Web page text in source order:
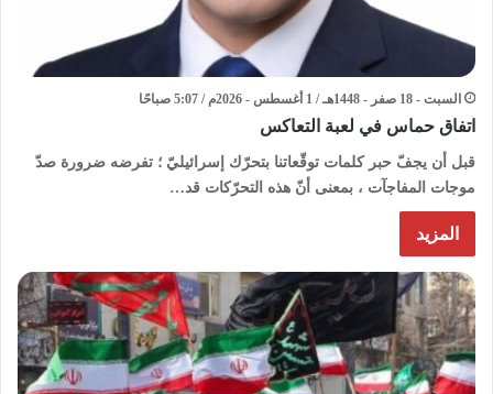
السبت - 18 صفر - 1448هـ / 1 أغسطس - 2026م / 5:07 صباحًا
اتفاق حماس في لعبة التعاكس
قبل أن يجفّ حبر كلمات توقّعاتنا بتحرّك إسرائيليّ ؛ تفرضه ضرورة صدّ
موجات المفاجآت ، بمعنى أنّ هذه التحرّكات قد…
المزيد